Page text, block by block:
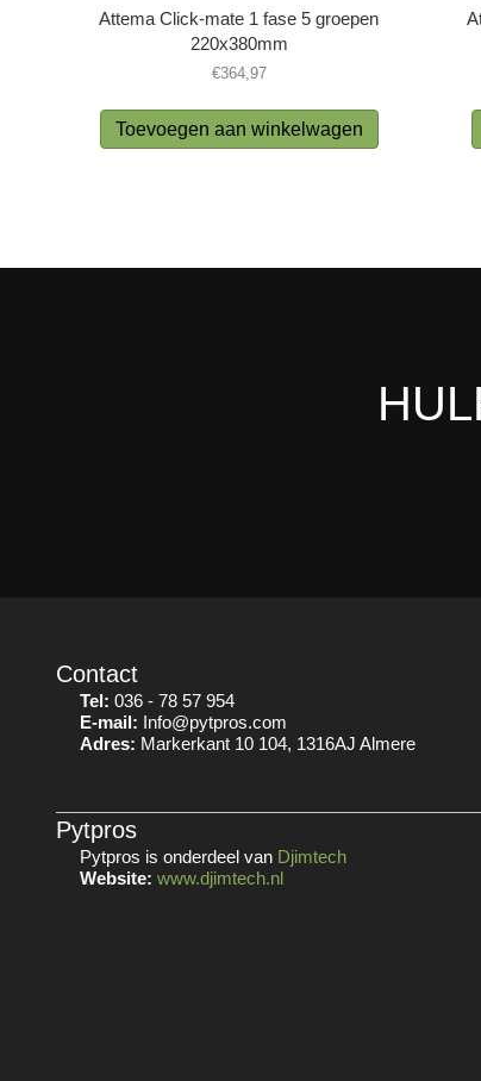
Attema Click-mate 1 fase 5 groepen
220x380mm
€364,97
Toevoegen aan winkelwagen
Contact
Tel: 036 - 78 57 954
E-mail: Info@pytpros.com
Adres: Markerkant 10 104, 1316AJ Almere
Pytpros
Pytpros is onderdeel van Djimtech
Website: www.djimtech.nl